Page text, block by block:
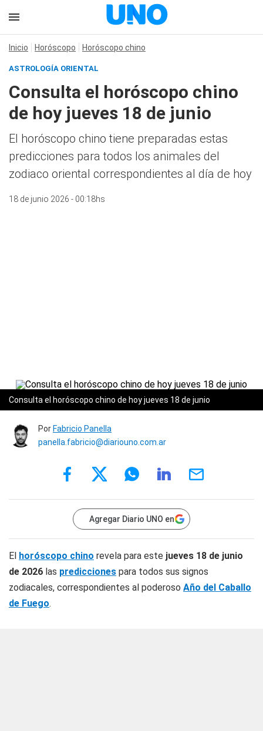
Inicio Horóscopo Horóscopo chino
ASTROLOGÍA ORIENTAL
Consulta el horóscopo chino
de hoy jueves 18 de junio
El horóscopo chino tiene preparadas estas
predicciones para todos los animales del
zodiaco oriental correspondientes al día de hoy
18 de junio 2026 - 00:18hs
Consulta el horóscopo chino de hoy jueves 18 de junio
Por Fabricio Panella
panella.fabricio@diariouno.com.ar
Agregar Diario UNO en
El horóscopo chino revela para este jueves 18 de junio
de 2026 las predicciones para todos sus signos
zodiacales, correspondientes al poderoso Año del Caballo
de Fuego.